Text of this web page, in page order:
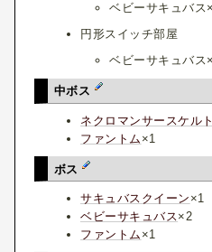
ベビーサキュバス
円形スイッチ部屋
ベビーサキュバス
中ボス
ネクロマンサースケル
ファントム ×1
ボス
サキュバスクイーン ×1
ベビーサキュバス×2
ファントム ×1